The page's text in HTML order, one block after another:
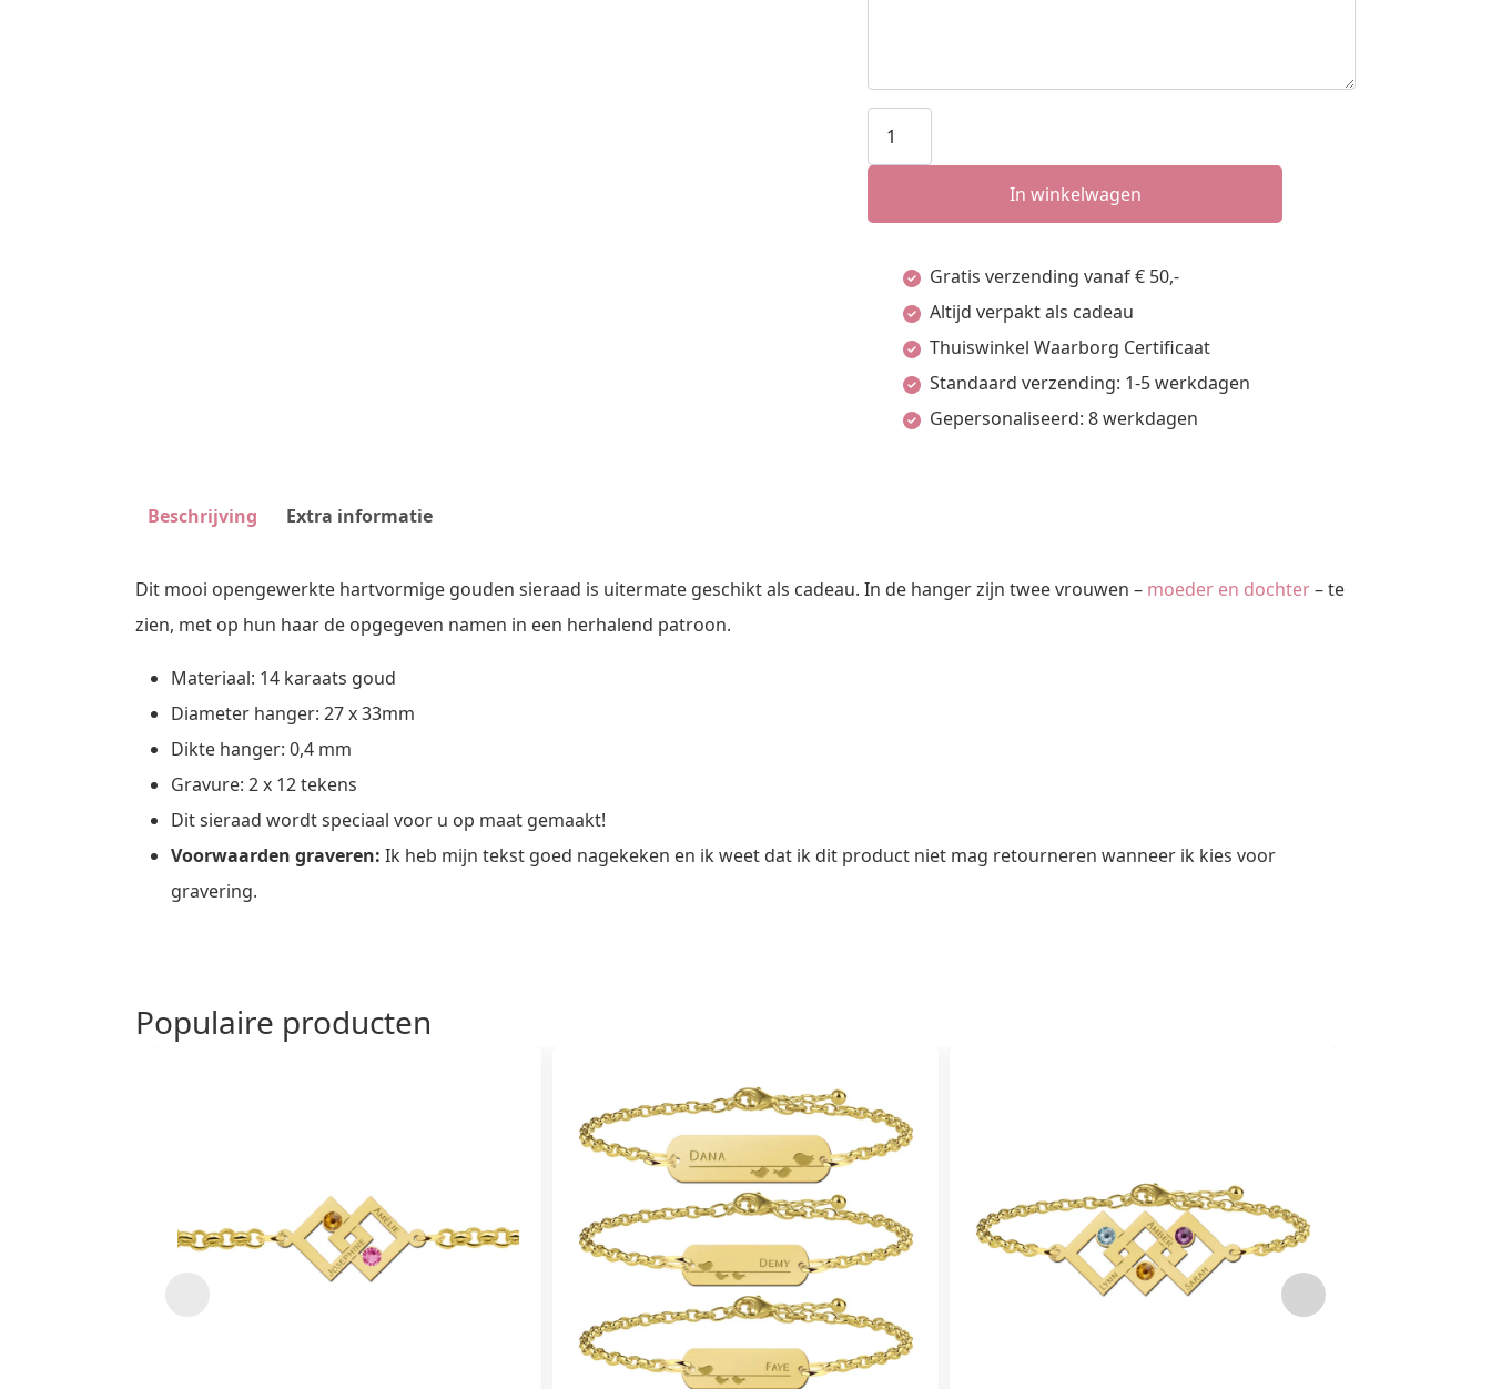
Moeder
dochter
met
namen
hartvorm
Goud
mm
In winkelwagen
Gratis verzending vanaf € 50,-
Altijd verpakt als cadeau
Thuiswinkel Waarborg Certificaat
Standaard verzending: 1-5 werkdagen
Gepersonaliseerd: 8 werkdagen
Beschrijving Extra informatie
Dit mooi opengewerkte hartvormige gouden sieraad is uitermate geschikt als cadeau. In de hanger zijn twee vrouwen – moeder en dochter– te
zien, met op hun haar de opgegeven namen in een herhalend patroon.
Materiaal: 14 karaats goud
Diameter hanger: 27 x 33mm
Dikte hanger: 0,4 mm
Gravure: 2 x 12 tekens
Dit sieraad wordt speciaal voor u op maat gemaakt!
Voorwaarden graveren: Ik heb mijn tekst goed nagekeken en ik weet dat ik dit product niet mag retourneren wanneer ik kies voor
gravering.
Populaire producten